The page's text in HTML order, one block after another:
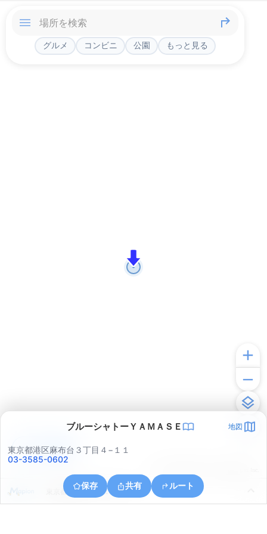
グルメ コンビニ 公園 もっと見る
ブルーシャトーＹＡＭＡＳＥ 地図
東京都港区麻布台３丁目４−１１
03-3585-0602
保存 共有 ルート
東京都港区虎ノ門１丁目４
アプリで見る